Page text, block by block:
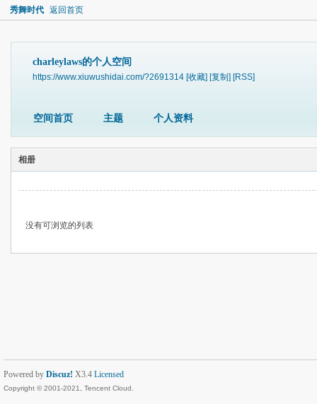
秀舞时代 返回首页
charleylaws的个人空间
https://www.xiuwushidai.com/?2691314 [收藏] [复制] [RSS]
空间首页 主题 个人资料
相册
没有可浏览的列表
Powered by Discuz! X3.4 Licensed
Copyright © 2001-2021, Tencent Cloud.